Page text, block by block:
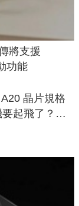
將支援
功能
晶片規格
起飛了？專